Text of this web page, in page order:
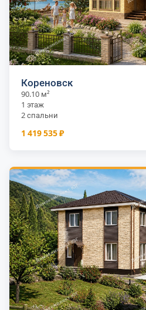
Кореновск
90.10 м²
1 этаж
2 спальни
1 419 535 ₽